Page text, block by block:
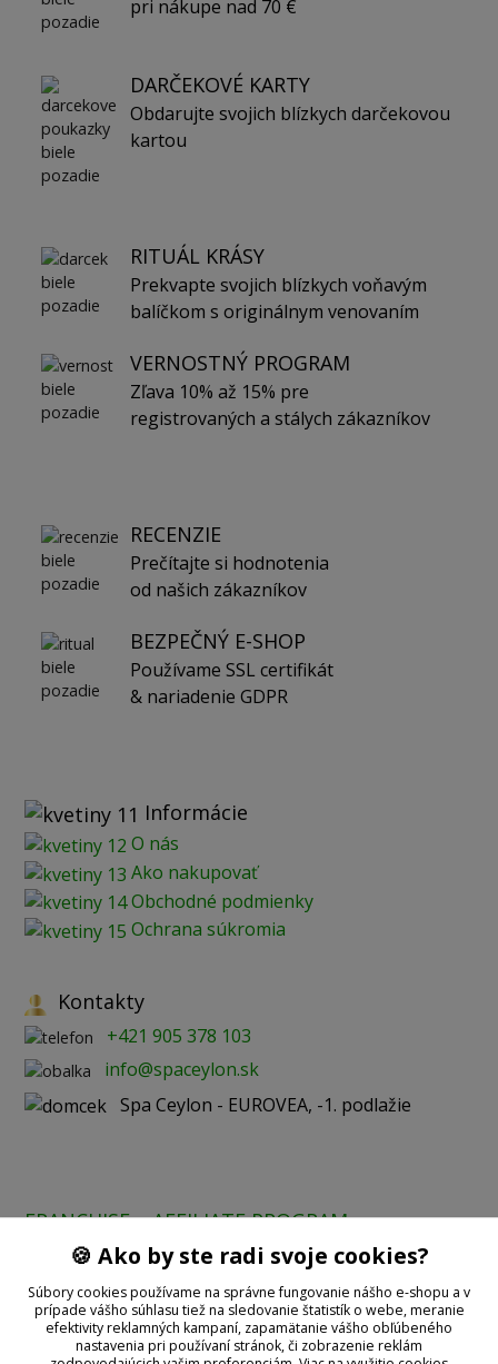
pri nákupe nad 70 €
DARČEKOVÉ KARTY
Obdarujte svojich blízkych darčekovou
kartou
RITUÁL KRÁSY
Prekvapte svojich blízkych voňavým
balíčkom s originálnym venovaním
VERNOSTNÝ PROGRAM
Zľava 10% až 15% pre
registrovaných a stálych zákazníkov
RECENZIE
Prečítajte si hodnotenia
od našich zákazníkov
BEZPEČNÝ E-SHOP
Používame SSL certifikát
& nariadenie GDPR
Informácie
O nás
Ako nakupovať
Obchodné podmienky
Ochrana súkromia
Kontakty
+421 905 378 103
info@spaceylon.sk
Spa Ceylon - EUROVEA, -1. podlažie
FRANCHISE AFFILIATE PROGRAM
Prijímame online platby:
🍪 Ako by ste radi svoje cookies?
Súbory cookies používame na správne fungovanie nášho e-shopu a v
prípade vášho súhlasu tiež na sledovanie štatistík o webe, meranie
efektivity reklamných kampaní, zapamätanie vášho obľúbeného
nastavenia pri používaní stránok, či zobrazenie reklám